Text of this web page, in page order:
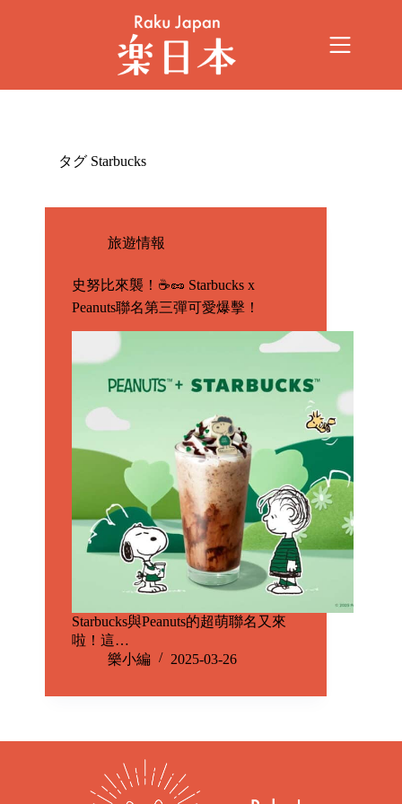
タグ Starbucks
旅遊情報
史努比來襲！☕🥜 Starbucks x
Peanuts聯名第三彈可愛爆擊！
Starbucks與Peanuts的超萌聯名又來
啦！這…
樂小編
2025-03-26